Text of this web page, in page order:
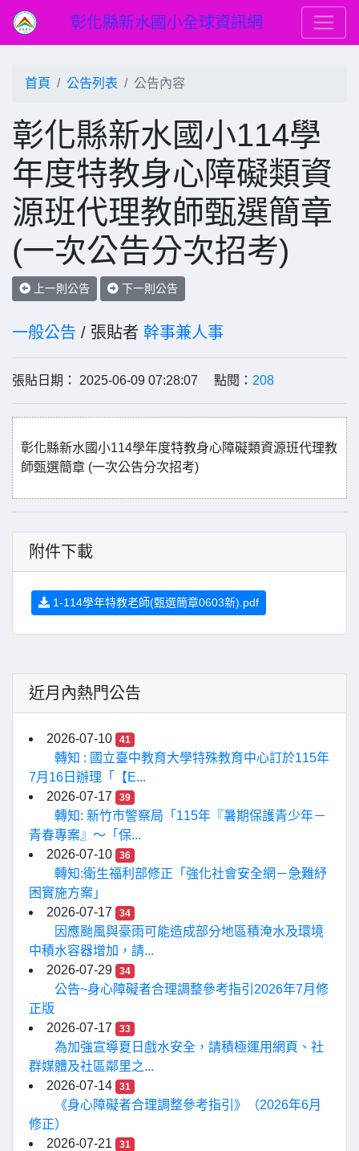
彰化縣新水國小全球資訊網
首頁 公告列表 公告內容
彰化縣新水國小114學
年度特教身心障礙類資
源班代理教師甄選簡章
(一次公告分次招考)
上一則公告 下一則公告
一般公告 / 張貼者 幹事兼人事
張貼日期： 2025-06-09 07:28:07 點閱： 208
彰化縣新水國小114學年度特教身心障礙類資源班代理教
師甄選簡章 (一次公告分次招考)
附件下載
1-114學年特教老師(甄選簡章0603新).pdf
近月內熱門公告
2026-07-10 41
轉知 : 國立臺中教育大學特殊教育中心訂於115年
7月16日辦理「【E...
2026-07-17
39
轉知: 新竹市警察局「115年『暑期保護青少年－
青春專案』〜「保...
2026-07-10
36
轉知:衛生福利部修正「強化社會安全網－急難紓
困實施方案」
2026-07-17
34
因應颱風與豪雨可能造成部分地區積淹水及環境
中積水容器增加，請...
2026-07-29
34
公告~身心障礙者合理調整參考指引2026年7月修
正版
2026-07-17
33
為加強宣導夏日戲水安全，請積極運用網頁、社
群媒體及社區鄰里之...
2026-07-14
31
《身心障礙者合理調整參考指引》（2026年6月
修正）
2026-07-21
31